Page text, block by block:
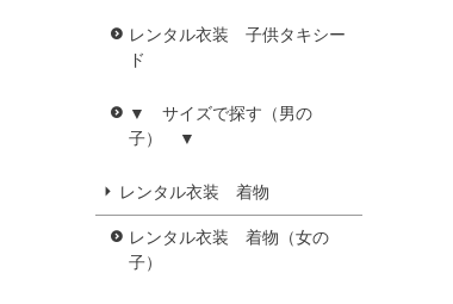
レンタル衣装 子供タキシー
ド
▼ サイズで探す（男の
子） ▼
レンタル衣装 着物
レンタル衣装 着物（女の
子）